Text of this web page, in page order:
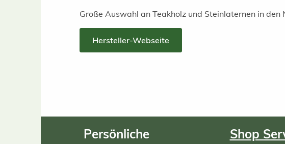
Große Auswahl an Teakholz und Steinlaternen in
Hersteller-Webseite
Persönliche
Shop